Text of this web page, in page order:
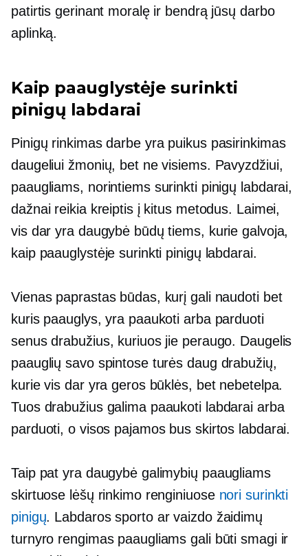
patirtis gerinant moralę ir bendrą jūsų darbo
aplinką.
Kaip paauglystėje surinkti
pinigų labdarai
Pinigų rinkimas darbe yra puikus pasirinkimas
daugeliui žmonių, bet ne visiems. Pavyzdžiui,
paaugliams, norintiems surinkti pinigų labdarai,
dažnai reikia kreiptis į kitus metodus. Laimei,
vis dar yra daugybė būdų tiems, kurie galvoja,
kaip paauglystėje surinkti pinigų labdarai.
Vienas paprastas būdas, kurį gali naudoti bet
kuris paauglys, yra paaukoti arba parduoti
senus drabužius, kuriuos jie peraugo. Daugelis
paauglių savo spintose turės daug drabužių,
kurie vis dar yra geros būklės, bet nebetelpa.
Tuos drabužius galima paaukoti labdarai arba
parduoti, o visos pajamos bus skirtos labdarai.
Taip pat yra daugybė galimybių paaugliams
skirtuose lėšų rinkimo renginiuose nori surinkti
pinigų. Labdaros sporto ar vaizdo žaidimų
turnyro rengimas paaugliams gali būti smagi ir